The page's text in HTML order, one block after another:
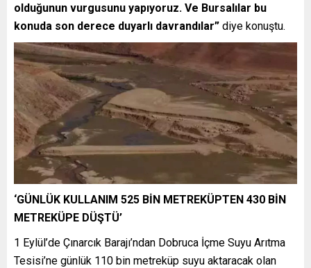
olduğunun vurgusunu yapıyoruz. Ve Bursalılar bu
konuda son derece duyarlı davrandılar” diye konuştu.
‘GÜNLÜK KULLANIM 525 BİN METREKÜPTEN 430 BİN
METREKÜPE DÜŞTÜ’
1 Eylül’de Çınarcık Barajı’ndan Dobruca İçme Suyu Arıtma
Tesisi’ne günlük 110 bin metreküp suyu aktaracak olan